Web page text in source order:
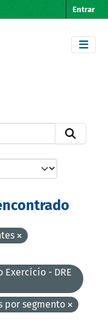
Entrar
Exercício - DRE
por segmento